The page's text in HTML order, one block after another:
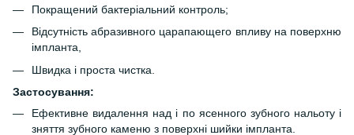
Покращений бактеріальний контроль;
Відсутність абразивного царапающего впливу на поверхню
імпланта,
Швидка і проста чистка.
Застосування:
Ефективне видалення над і по ясенного зубного нальоту і
зняття зубного каменю з поверхні шийки імпланта.